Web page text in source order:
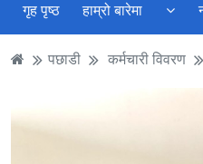
गृह पृष्ठ हाम्रो बारेमा
पछाडी कर्मचारी विवरण